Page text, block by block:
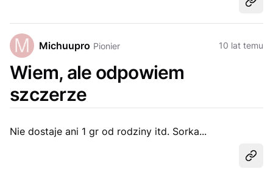
Michuupro Pionier 10 lat temu
Wiem, ale odpowiem
szczerze
Nie dostaje ani 1 gr od rodziny itd. Sorka...